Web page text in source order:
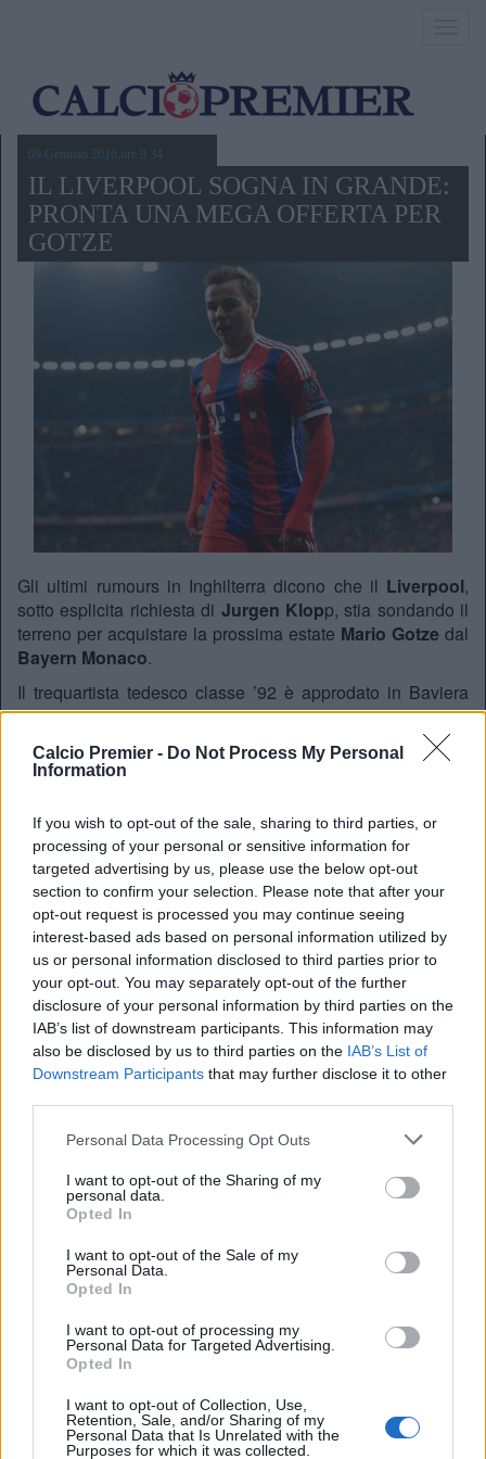
Calcio Premier - Do Not Process My Personal
Information
If you wish to opt-out of the sale, sharing to third parties, or
processing of your personal or sensitive information for
targeted advertising by us, please use the below opt-out
section to confirm your selection. Please note that after your
opt-out request is processed you may continue seeing
interest-based ads based on personal information utilized by
us or personal information disclosed to third parties prior to
your opt-out. You may separately opt-out of the further
disclosure of your personal information by third parties on the
IAB’s list of downstream participants. This information may
also be disclosed by us to third parties on the IAB’s List of
Downstream Participants that may further disclose it to other
Personal Data Processing Opt Outs
I want to opt-out of the Sharing of my
personal data.
Opted In
I want to opt-out of the Sale of my
Personal Data.
Opted In
I want to opt-out of processing my
Personal Data for Targeted Advertising.
Opted In
I want to opt-out of Collection, Use,
Retention, Sale, and/or Sharing of my
Personal Data that Is Unrelated with the
Purposes for which it was collected.
09 Gennaio 2016,ore 9.34
IL LIVERPOOL SOGNA IN GRANDE:
PRONTA UNA MEGA OFFERTA PER
GOTZE
Gli ultimi rumours in Inghilterra dicono che il Liverpool,
sotto esplicita richiesta di Jurgen Klopp, stia sondando il
terreno per acquistare la prossima estate Mario Gotze dal
Bayern Monaco.
Il trequartista tedesco classe ’92 è approdato in Baviera
per circa 38 milioni di euro dalBorussia Dortmund
proprio di Klopp, che ne aveva fatto uno dei perni della
squadra insieme aLewandowski eReus, e si vocifera
Il giocatore non sta trovando molto spazio conGuardiola
e aspetta di conoscere i piani diAncelotti, che sederà
sulla panchina dell’Allianz Arenadalla prossima estate,
per prendere una decisione.
REDAZIONE
Twitter @Calciopremier
Anno di Fondazione:
Città:Liverpool
Presidente:Tom Werner
ALBO D'ORO
Premier League:19